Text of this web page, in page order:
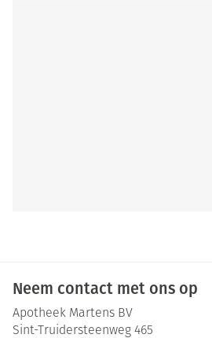
Neem contact met ons op
Apotheek Martens BV
Sint-Truidersteenweg 465